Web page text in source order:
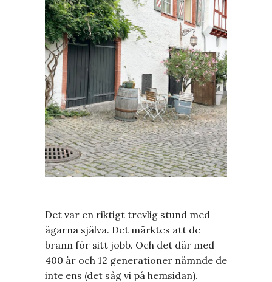
Det var en riktigt trevlig stund med
ägarna själva. Det märktes att de
brann för sitt jobb. Och det där med
400 år och 12 generationer nämnde de
inte ens (det såg vi på hemsidan).